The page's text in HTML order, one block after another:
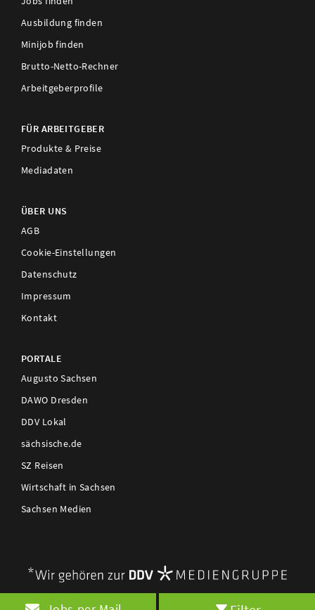
Ausbildung finden
Minijob finden
Brutto-Netto-Rechner
Arbeitgeberprofile
FÜR ARBEITGEBER
Produkte & Preise
Mediadaten
ÜBER UNS
AGB
Cookie-Einstellungen
Datenschutz
Impressum
Kontakt
PORTALE
Augusto Sachsen
DAWO Dresden
DDV Lokal
sächsische.de
SZ Reisen
Wirtschaft in Sachsen
Sachsen Medien